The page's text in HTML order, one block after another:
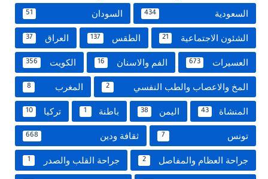
السعودية 434 السودان 51
الشئون الاجتماعية 21 الطقس 137 العراق 37
العسيرات 673 الفم والاسنان 16 الكويت 356
المخ والاعصاب والطب النفسي 2 المغرب 8
المنشاة 43 اليمن 38 باطنة 1 تركيا 10
تونس 7 ثقافة ودين 668
جراحة العظام والمفاصل 2 جراحة القلب والصدر 1